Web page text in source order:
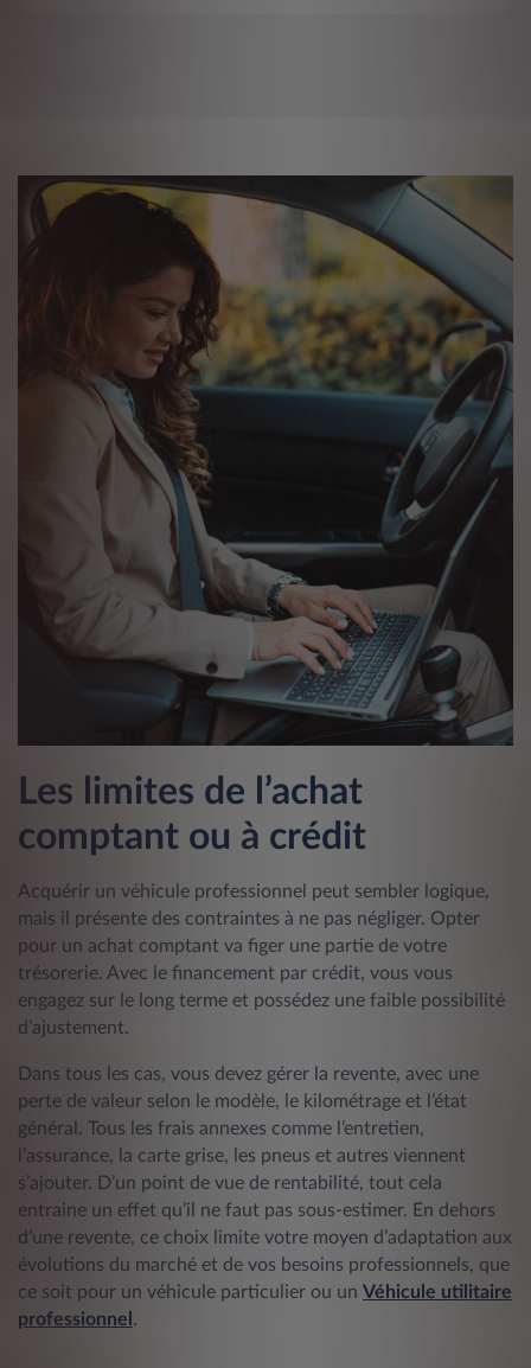
Les limites de l’achat
comptant ou à crédit
Acquérir un véhicule professionnel peut sembler logique,
mais il présente des contraintes à ne pas négliger. Opter
pour un achat comptant va figer une partie de votre
trésorerie. Avec le financement par crédit, vous vous
engagez sur le long terme et possédez une faible possibilité
d’ajustement.
Dans tous les cas, vous devez gérer la revente, avec une
perte de valeur selon le modèle, le kilométrage et l’état
général. Tous les frais annexes comme l’entretien,
l’assurance, la carte grise, les pneus et autres viennent
s’ajouter. D’un point de vue de rentabilité, tout cela
entraine un effet qu’il ne faut pas sous-estimer. En dehors
d’une revente, ce choix limite votre moyen d’adaptation aux
évolutions du marché et de vos besoins professionnels, que
ce soit pour un véhicule particulier ou un Véhicule utilitaire
professionnel .